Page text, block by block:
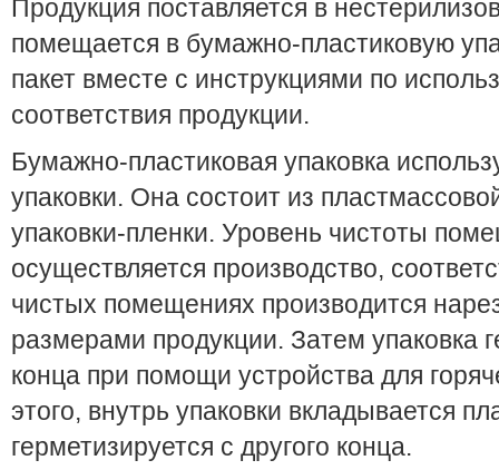
Продукция поставляется в
помещается в бумажно-пластиковую
пакет вместе с инструкциями по
соответствия продукции.
Бумажно-пластиковая упаковка
упаковки. Она состоит из
упаковки-пленки. Уровень чистоты
осуществляется производство,
чистых помещениях производится
размерами продукции. Затем упаковка
конца при помощи устройства для
этого, внутрь упаковки вкладывается
герметизируется с другого конца.